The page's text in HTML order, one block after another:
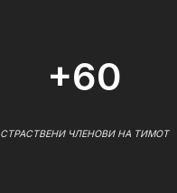
+60
СТРАСТВЕНИ ЧЛЕНОВИ НА ТИМОТ